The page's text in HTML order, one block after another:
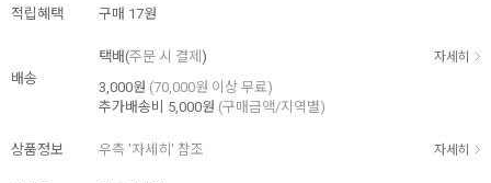
적립혜택 구매 17원
배송
택배(주문 시 결제 ) 자세히
3,000원 (70,000원 이상 무료)
추가배송비
5,000원 (구매금액/지역별)
상품정보 우측 '자세히' 참조 자세히